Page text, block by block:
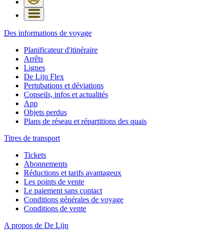
Des informations de voyage
Planificateur d'itinéraire
Arrêts
Lignes
De Lijn Flex
Pertubations et déviations
Conseils, infos et actualités
App
Objets perdus
Plans de réseau et répartitions des quais
Titres de transport
Tickets
Abonnements
Réductions et tarifs avantageux
Les points de vente
Le paiement sans contact
Conditions générales de voyage
Conditions de vente
A propos de De Lijn